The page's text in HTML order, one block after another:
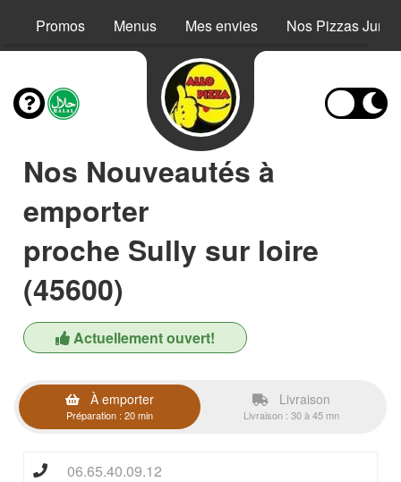
Promos Menus Mes envies Nos Pizzas Junior
Nos Nouveautés à
emporter
proche Sully sur loire
(45600)
Actuellement ouvert!
À emporter
Préparation : 20 min
Livraison
Livraison : 30 à 45 mn
06.65.40.09.12